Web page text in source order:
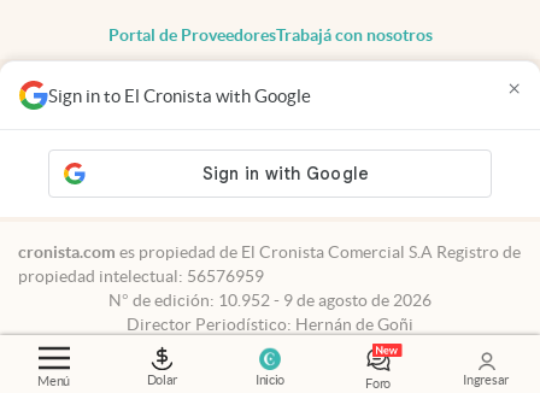
Menú Dolar Inicio Foro Ingresar
Sign in to El Cronista with Google ×
Portal de ProveedoresTrabajá con nosotros
Todos los derechos reservados
Privacidad
Consentimiento
Tel:+54 11 7078-3270
cronista.com es propiedad de El Cronista Comercial S.A Registro de
propiedad intelectual: 56576959
N° de edición: 10.952 - 9 de agosto de 2026
Director Periodístico: Hernán de Goñi